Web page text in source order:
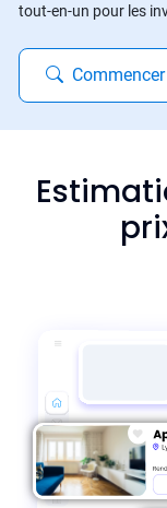
tout-en-un pour les